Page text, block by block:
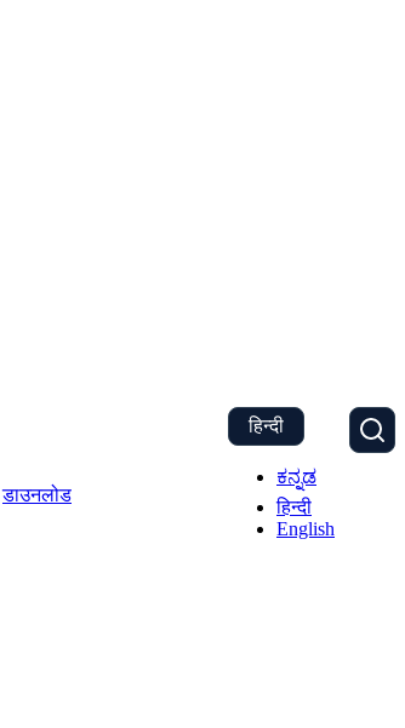
डाउनलोड
हिन्दी
ಕನ್ನಡ
हिन्दी
English